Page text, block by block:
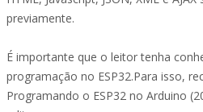
previamente.
É importante que o leitor tenha
programação no ESP32.Para isso,
Programando o ESP32 no Arduino